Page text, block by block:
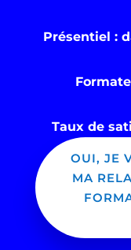
Présentiel :
Taux de
OUI, JE
MA